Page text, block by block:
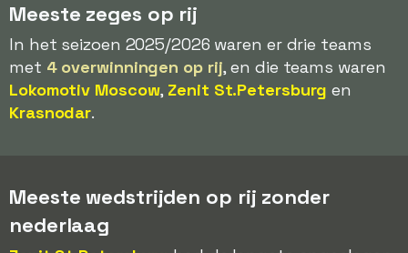
Meeste zeges op rij
In het seizoen 2025/2026 waren er drie teams
met 4 overwinningen op rij, en die teams waren
Lokomotiv Moscow, Zenit St.Petersburg en
Krasnodar.
Meeste wedstrijden op rij zonder
nederlaag